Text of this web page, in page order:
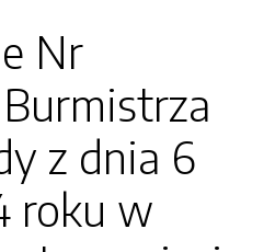
Nr
z dnia 6
roku w